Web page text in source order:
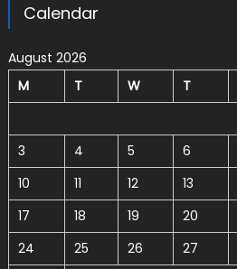
Calendar
August 2026
M
T W T
3
4 5 6
10
11 12 13
17
18 19 20
24
25 26 27